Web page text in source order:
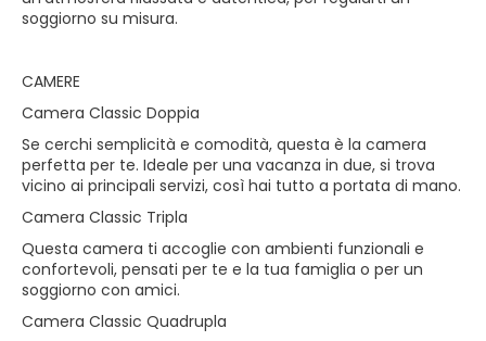
soggiorno su misura.
CAMERE
Camera Classic Doppia
Se cerchi semplicità e comodità, questa è la camera
perfetta per te. Ideale per una vacanza in due, si trova
vicino ai principali servizi, così hai tutto a portata di mano.
Camera Classic Tripla
Questa camera ti accoglie con ambienti funzionali e
confortevoli, pensati per te e la tua famiglia o per un
soggiorno con amici.
Camera Classic Quadrupla